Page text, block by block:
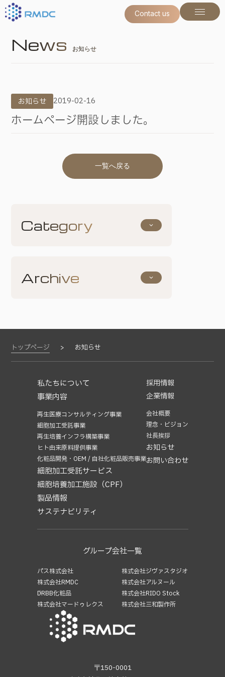
Contact us
Contact us
News お知らせ
お知らせ 2019-02-16
ホームページ開設しました。
一覧へ戻る
Category keyboard_arrow_down
Archive keyboard_arrow_down
2024年2月
(1)
2023年12月(2)
2022年12月(1)
2022年5月(1)
2021年5月(1)
2021年4月(1)
2020年12月(1)
2020年11月(2)
2019年2月
トップページ お知らせ
〒150-0001
私たちについて
事業内容
再生医療コンサルティング事業
細胞加工受託事業
再生培養インフラ構築事業
ヒト由来原料提供事業
化粧品開発・OEM / 自社化粧品販売事業
細胞加工受託サービス
細胞培養加工施設（CPF）
製品情報
サステナビリティ
採用情報
企業情報
会社概要
理念・ビジョン
社長挨拶
お知らせ
お問い合わせ
グループ会社一覧
パス株式会社
株式会社RMDC
└DRBB化粧品
株式会社マードゥレクス
株式会社ジヴァスタジオ
株式会社アルヌール
株式会社RIDO Stock
株式会社三和製作所